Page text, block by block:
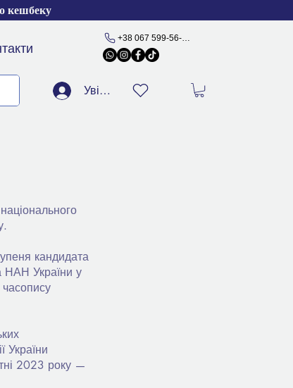
+38 067 599-56-77
Увійти
кешбеку
кандидата
НАН України у
України
2023 року —